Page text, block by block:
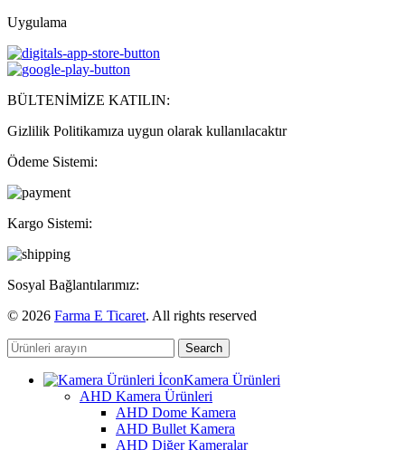
Uygulama
BÜLTENİMİZE KATILIN:
Gizlilik Politikamıza uygun olarak kullanılacaktır
Ödeme Sistemi:
Kargo Sistemi:
Sosyal Bağlantılarımız:
© 2026 Farma E Ticaret. All rights reserved
Search
Kamera Ürünleri
AHD Kamera Ürünleri
AHD Dome Kamera
AHD Bullet Kamera
AHD Diğer Kameralar